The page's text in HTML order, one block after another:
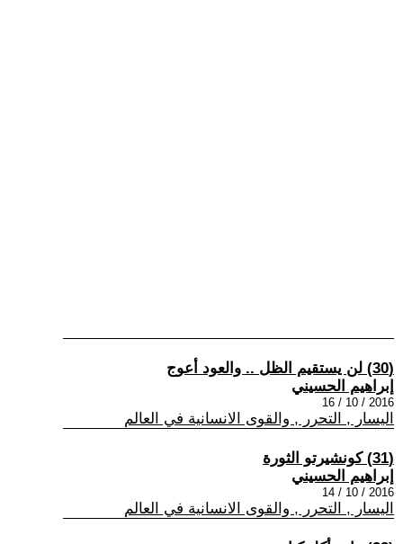
(30) لن يستقيم الظل .. والعود أعوج
إبراهيم الحسيني
2016 / 10 / 16
اليسار , التحرر , والقوى الانسانية في العالم
(31) كونشيرتو الثورة
إبراهيم الحسيني
2016 / 10 / 14
اليسار , التحرر , والقوى الانسانية في العالم